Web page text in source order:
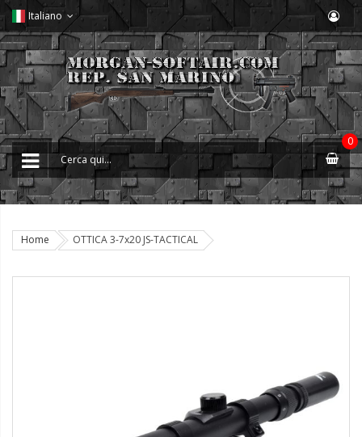
Italiano
0
Home OTTICA 3-7x20 JS-TACTICAL